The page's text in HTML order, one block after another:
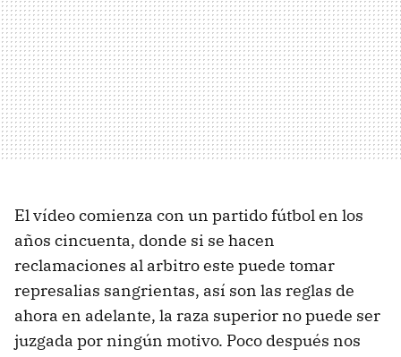
El vídeo comienza con un partido fútbol en los
años cincuenta, donde si se hacen
reclamaciones al arbitro este puede tomar
represalias sangrientas, así son las reglas de
ahora en adelante, la raza superior no puede ser
juzgada por ningún motivo. Poco después nos